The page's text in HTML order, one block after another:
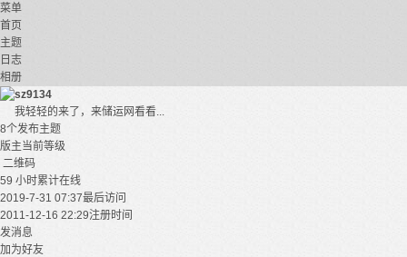
菜单
首页
主题
日志
相册
sz9134
我轻轻的来了，来储运网看看...
8个发布主题
版主当前等级
二维码
59 小时累计在线
2019-7-31 07:37最后访问
2011-12-16 22:29注册时间
发消息
加为好友